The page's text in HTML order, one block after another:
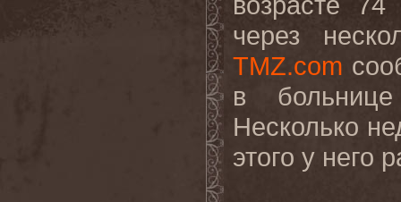
через
TMZ.com
в
Несколько
этого у него